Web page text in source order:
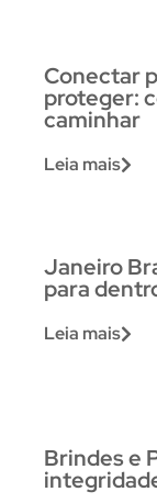
Conectar
proteger:
caminhar
Leia mais
Janeiro
para
Leia mais
Brindes e